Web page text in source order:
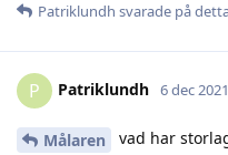
Patriklundh svarade på
P Patriklundh 6 dec 2021
Målaren
vad har